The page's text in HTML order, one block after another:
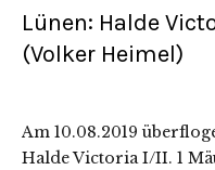
Lünen: Halde
(Volker Heimel)
Am 10.08.2019
Halde Victoria I/II. 1